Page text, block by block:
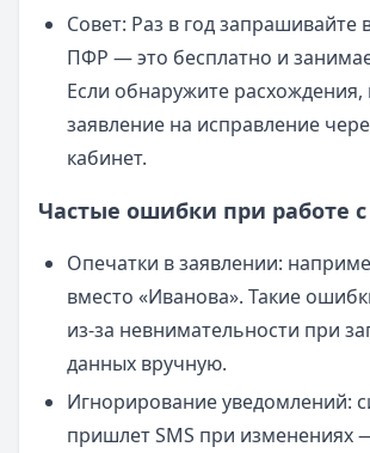
Совет: Раз в год запрашивайте
ПФР — это бесплатно и
Если обнаружите расхождения,
заявление на исправление
кабинет.
Частые ошибки при работе
Опечатки в заявлении:
вместо «Иванова». Такие
из-за невнимательности при
данных вручную.
Игнорирование уведомлений:
пришлет SMS при изменениях